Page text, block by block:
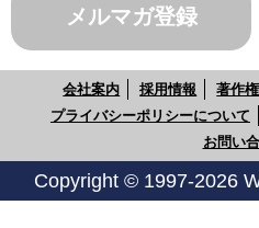
メルマガ登録
会社案内 採用情報 著作
プライバシーポリシーについて
お問い
Copyright © 1997-2026